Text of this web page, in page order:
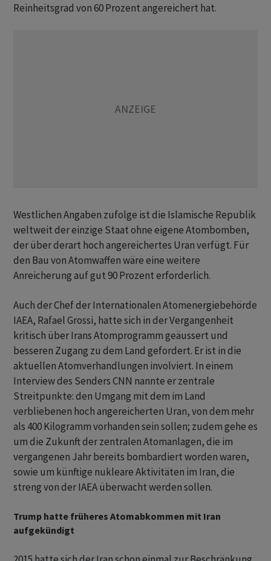
Reinheitsgrad von 60 Prozent angereichert hat.
Westlichen Angaben zufolge ist die Islamische Republik
weltweit der einzige Staat ohne eigene Atombomben,
der über derart hoch angereichertes Uran verfügt. Für
den Bau von Atomwaffen wäre eine weitere
Anreicherung auf gut 90 Prozent erforderlich.
Auch der Chef der Internationalen Atomenergiebehörde
IAEA, Rafael Grossi, hatte sich in der Vergangenheit
kritisch über Irans Atomprogramm geäussert und
besseren Zugang zu dem Land gefordert. Er ist in die
aktuellen Atomverhandlungen involviert. In einem
Interview des Senders CNN nannte er zentrale
Streitpunkte: den Umgang mit dem im Land
verbliebenen hoch angereicherten Uran, von dem mehr
als 400 Kilogramm vorhanden sein sollen; zudem gehe es
um die Zukunft der zentralen Atomanlagen, die im
vergangenen Jahr bereits bombardiert worden waren,
sowie um künftige nukleare Aktivitäten im Iran, die
streng von der IAEA überwacht werden sollen.
Trump hatte früheres Atomabkommen mit Iran
aufgekündigt